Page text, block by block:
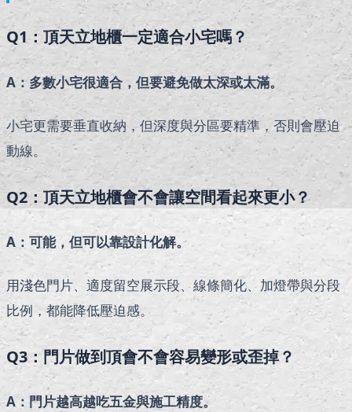
Q1：頂天立地櫃一定適合小宅嗎？
A：多數小宅很適合，但要避免做太深或太滿。
小宅更需要垂直收納，但深度與分區要精準，否則會壓迫
動線。
Q2：頂天立地櫃會不會讓空間看起來更小？
A：可能，但可以靠設計化解。
用淺色門片、適度留空展示段、線條簡化、加燈帶與分段
比例，都能降低壓迫感。
Q3：門片做到頂會不會容易變形或歪掉？
A：門片越高越吃五金與施工精度。